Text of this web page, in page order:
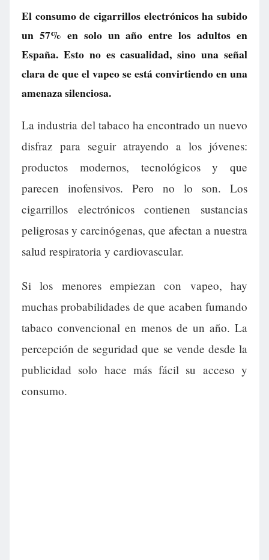
El consumo de cigarrillos electrónicos ha subido
un 57% en solo un año entre los adultos en
España. Esto no es casualidad, sino una señal
clara de que el vapeo se está convirtiendo en una
amenaza silenciosa.
La industria del tabaco ha encontrado un nuevo
disfraz para seguir atrayendo a los jóvenes:
productos modernos, tecnológicos y que
parecen inofensivos. Pero no lo son. Los
cigarrillos electrónicos contienen sustancias
peligrosas y carcinógenas, que afectan a nuestra
salud respiratoria y cardiovascular.
Si los menores empiezan con vapeo, hay
muchas probabilidades de que acaben fumando
tabaco convencional en menos de un año. La
percepción de seguridad que se vende desde la
publicidad solo hace más fácil su acceso y
consumo.